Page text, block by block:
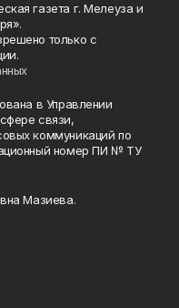
газета г. Мелеуза и
только с
в Управлении
связи,
коммуникаций по
номер ПИ № ТУ
Мазиева.